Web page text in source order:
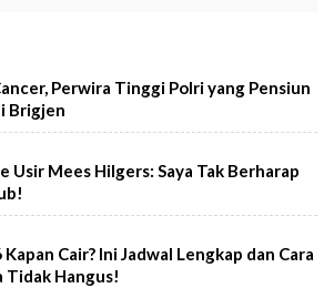
Perwira Tinggi Polri yang Pensiun
Brigjen
Usir Mees Hilgers: Saya Tak Berharap
Cair? Ini Jadwal Lengkap dan Cara
Tidak Hangus!